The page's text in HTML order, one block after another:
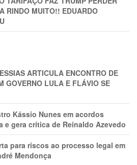
RINDO MUITO!! EDUARDO
ARTICULA ENCONTRO DE
GOVERNO LULA E FLÁVIO SE
Kássio Nunes em acordos
e gera crítica de Reinaldo Azevedo
para riscos ao processo legal em
Mendonça